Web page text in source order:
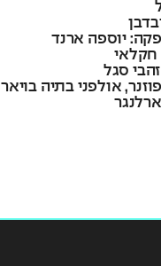
יוספה ארנד
חקלאי
סגל
אולפני בתיה בויאר